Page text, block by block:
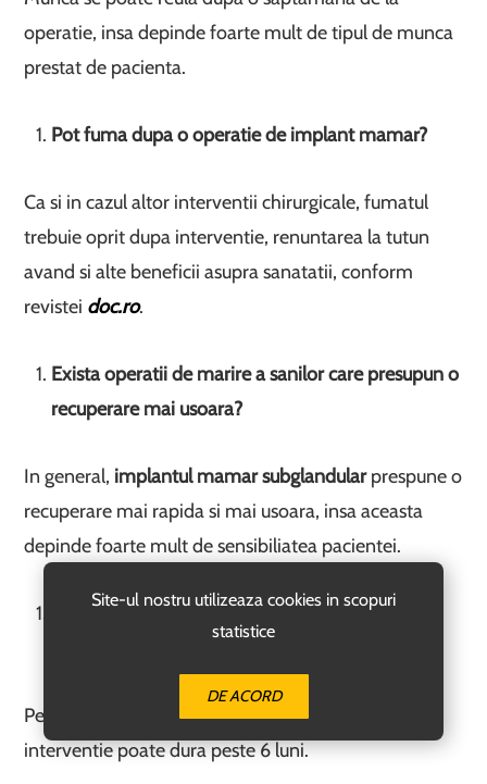
Site-ul nostru utilizeaza cookies in scopuri
statistice
DE ACORD
operatie, insa depinde foarte mult de tipul de munca
prestat de pacienta.
Pot fuma dupa o operatie de implant mamar?
Ca si in cazul altor interventii chirurgicale, fumatul
trebuie oprit dupa interventie, renuntarea la tutun
avand si alte beneficii asupra sanatatii, conform
revistei doc.ro.
Exista operatii de marire a sanilor care presupun o
recuperare mai usoara?
In general, implantul mamar subglandularprespune o
recuperare mai rapida si mai usoara, insa aceasta
depinde foarte mult de sensibiliatea pacientei.
Care este durata totala de recuperare dupa
Perioada totala de recuperare dupa o astfel de
interventie poate dura peste 6 luni.